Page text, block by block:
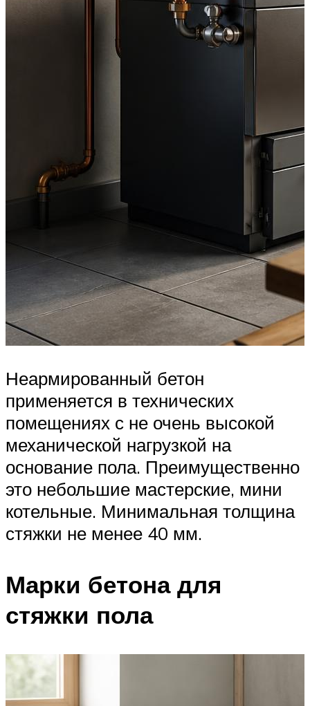
Неармированный бетон
применяется в технических
помещениях с не очень высокой
механической нагрузкой на
основание пола. Преимущественно
это небольшие мастерские, мини
котельные. Минимальная толщина
стяжки не менее 40 мм.
Марки бетона для
стяжки пола